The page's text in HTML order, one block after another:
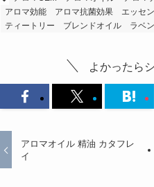
アロマ効能
アロマ抗菌効果 エッセ
ティートリー
ブレンドオイル ラベ
よかったら
アロマオイル 精油 カタフレ
イ